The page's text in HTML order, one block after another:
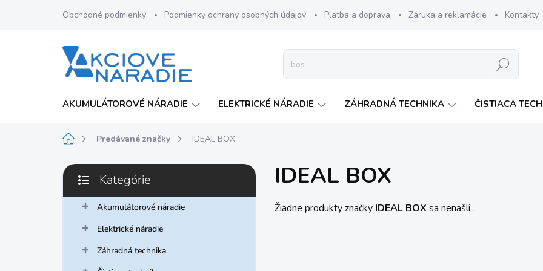
Obchodné podmienky Podmienky ochrany osobných údajov Platba a doprava Záruka a reklamácie Kontakty
Hľadať
AKUMULÁTOROVÉ NÁRADIE ELEKTRICKÉ NÁRADIE ZÁHRADNÁ TECHNIKA ČISTIACA
DomovPredávané značky IDEAL BOX
B
č
Preskočiť
kategórie
Kategórie
Akumulátorové náradie
Elektrické náradie
Záhradná technika
IDEAL BOX
Žiadne produkty značky IDEAL BOX sa nenašli...